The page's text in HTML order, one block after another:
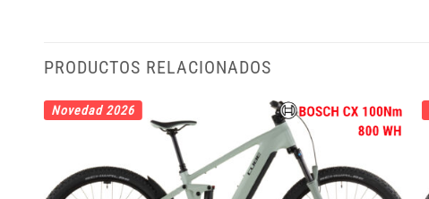
PRODUCTOS RELACIONADOS
Novedad 2026